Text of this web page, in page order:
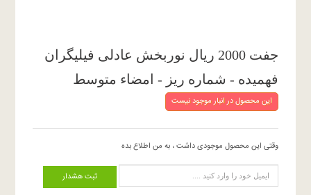
جفت 2000 ریال نوربخش عادلی فیلیگران
فهمیده - شماره ریز - امضاء متوسط
این محصول در انبار موجود نیست
وقتی این محصول موجودی داشت ، به من اطلاع بده
ثبت هشدار